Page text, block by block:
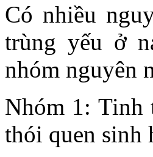
Có nhiều
trùng yếu ở
nhóm nguyên
Nhóm 1: Tinh
thói quen sinh